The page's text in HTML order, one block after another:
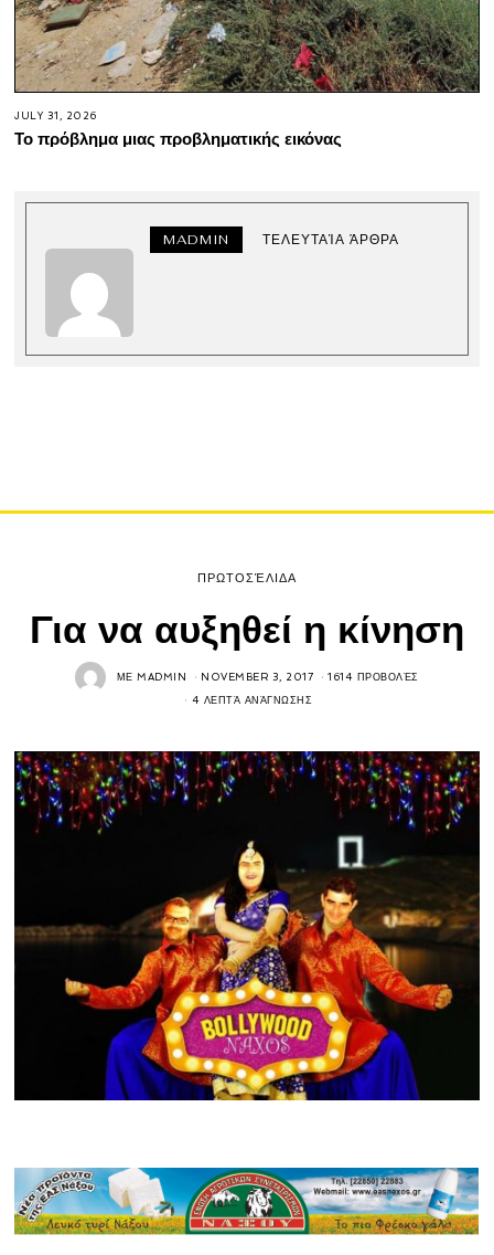
JULY 31, 2026
Το πρόβλημα μιας προβληματικής εικόνας
MADMIN ΤΕΛΕΥΤΑΊΑ ΆΡΘΡΑ
ΠΡΩΤΟΣΈΛΙΔΑ
Για να αυξηθεί η κίνηση
ΜΕMADMIN NOVEMBER 3, 2017 1614 ΠΡΟΒΟΛΈΣ
4 ΛΕΠΤΆ ΑΝΆΓΝΩΣΗΣ